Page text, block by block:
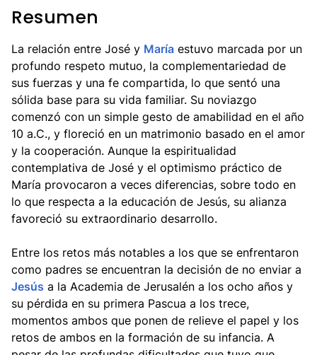
Resumen
La relación entre José y María estuvo marcada por un
profundo respeto mutuo, la complementariedad de
sus fuerzas y una fe compartida, lo que sentó una
sólida base para su vida familiar. Su noviazgo
comenzó con un simple gesto de amabilidad en el año
10 a.C., y floreció en un matrimonio basado en el amor
y la cooperación. Aunque la espiritualidad
contemplativa de José y el optimismo práctico de
María provocaron a veces diferencias, sobre todo en
lo que respecta a la educación de Jesús, su alianza
favoreció su extraordinario desarrollo.
Entre los retos más notables a los que se enfrentaron
como padres se encuentran la decisión de no enviar a
Jesús a la Academia de Jerusalén a los ocho años y
su pérdida en su primera Pascua a los trece,
momentos ambos que ponen de relieve el papel y los
retos de ambos en la formación de su infancia. A